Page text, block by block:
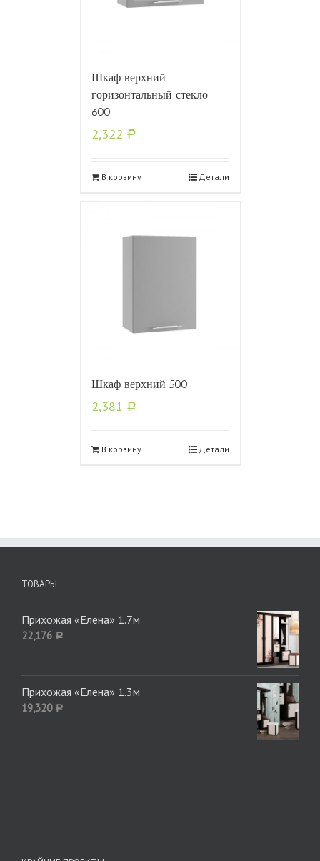
Шкаф верхний
горизонтальный стекло
600
2,322 Р
В корзину Детали
Шкаф верхний 500
2,381 Р
В корзину Детали
ТОВАРЫ
Прихожая «Елена» 1.7м
22,176 Р
Прихожая «Елена» 1.3м
19,320 Р